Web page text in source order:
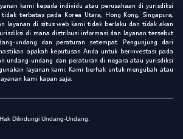
kami kepada individu atau perusahaan di yurisdiksi
terbatas pada Korea Utara, Hong Kong, Singapura,
layanan di situs web kami tidak berlaku dan tidak akan
di mana distribusi informasi dan layanan tersebut
undang dan peraturan setempat. Pengunjung dari
apakah keputusan Anda untuk berinvestasi pada
undang-undang dan peraturan di negara atau yurisdiksi
layanan kami. Kami berhak untuk mengubah atau
kami kapan saja.
Dilindungi Undang-Undang.